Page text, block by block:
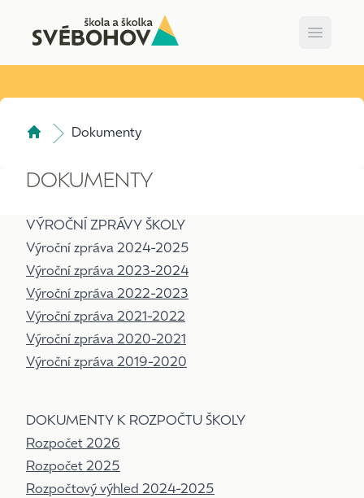
Open
Dokumenty
DOKUMENTY
VÝROČNÍ ZPRÁVY ŠKOLY
Výroční zpráva 2024-2025
Výroční zpráva 2023-2024
Výroční zpráva 2022-2023
Výroční zpráva 2021-2022
Výroční zpráva 2020-2021
Výroční zpráva 2019-2020
DOKUMENTY K ROZPOČTU ŠKOLY
Rozpočet 2026
Rozpočet 2025
Rozpočtový výhled 2024-2025